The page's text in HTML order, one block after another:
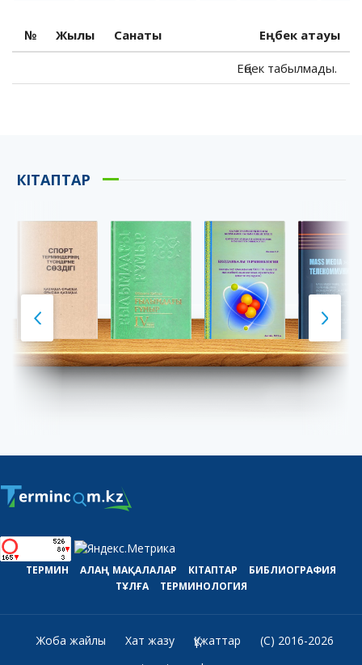
№ Жылы Санаты Еңбек атауы
Еңбек табылмады.
КІТАПТАР
ТЕРМИН АЛАҢ МАҚАЛАЛАР КІТАПТАР
БИБЛИОГРАФИЯ
ТҰЛҒА
ТЕРМИНОЛОГИЯ
Жоба жайлы Хат жазу Құжаттар
(C) 2016-2026